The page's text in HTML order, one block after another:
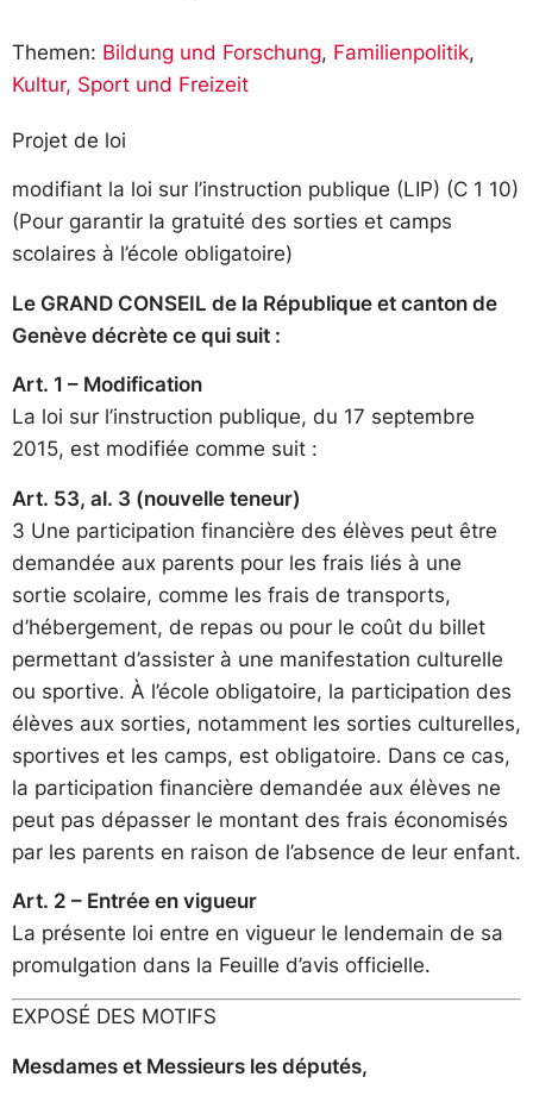
Themen: Bildung und Forschung, Familienpolitik,
Kultur, Sport und Freizeit
Projet de loi
modifiant la loi sur l’instruction publique (LIP) (C 1 10)
(Pour garantir la gratuité des sorties et camps
scolaires à l’école obligatoire)
Le GRAND CONSEIL de la République et canton de
Genève décrète ce qui suit :
Art. 1 – Modification
La loi sur l’instruction publique, du 17 septembre
2015, est modifiée comme suit :
Art. 53, al. 3 (nouvelle teneur)
3 Une participation financière des élèves peut être
demandée aux parents pour les frais liés à une
sortie scolaire, comme les frais de transports,
d’hébergement, de repas ou pour le coût du billet
permettant d’assister à une manifestation culturelle
ou sportive. À l’école obligatoire, la participation des
élèves aux sorties, notamment les sorties culturelles,
sportives et les camps, est obligatoire. Dans ce cas,
la participation financière demandée aux élèves ne
peut pas dépasser le montant des frais économisés
par les parents en raison de l’absence de leur enfant.
Art. 2 – Entrée en vigueur
La présente loi entre en vigueur le lendemain de sa
promulgation dans la Feuille d’avis officielle.
EXPOSÉ DES MOTIFS
Mesdames et Messieurs les députés,